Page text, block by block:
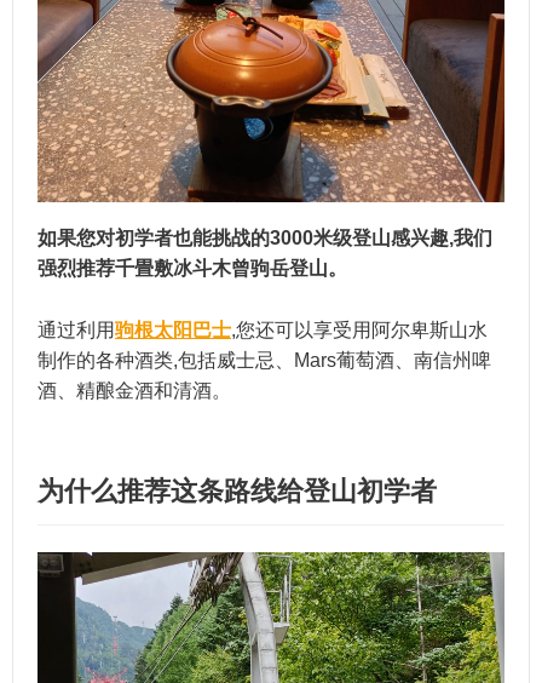
如果您对初学者也能挑战的3000米级登山感兴趣,我们
强烈推荐千畳敷冰斗木曾驹岳登山。
通过利用驹根太阳巴士,您还可以享受用阿尔卑斯山水
制作的各种酒类,包括威士忌、Mars葡萄酒、南信州啤
酒、精酿金酒和清酒。
为什么推荐这条路线给登山初学者